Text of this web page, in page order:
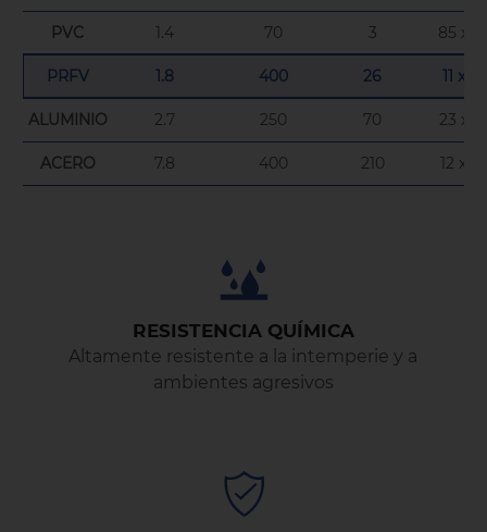
PVC 1.4 70 3 85 x
PRFV 1.8 400 26 11 x
ALUMINIO 2.7 250 70 23 x
ACERO 7.8 400 210 12 x
RESISTENCIA QUÍMICA
Altamente resistente a la intemperie y a
ambientes agresivos